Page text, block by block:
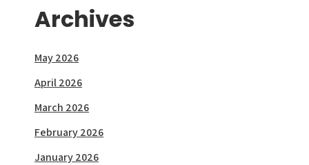
Archives
May 2026
April 2026
March 2026
February 2026
January 2026